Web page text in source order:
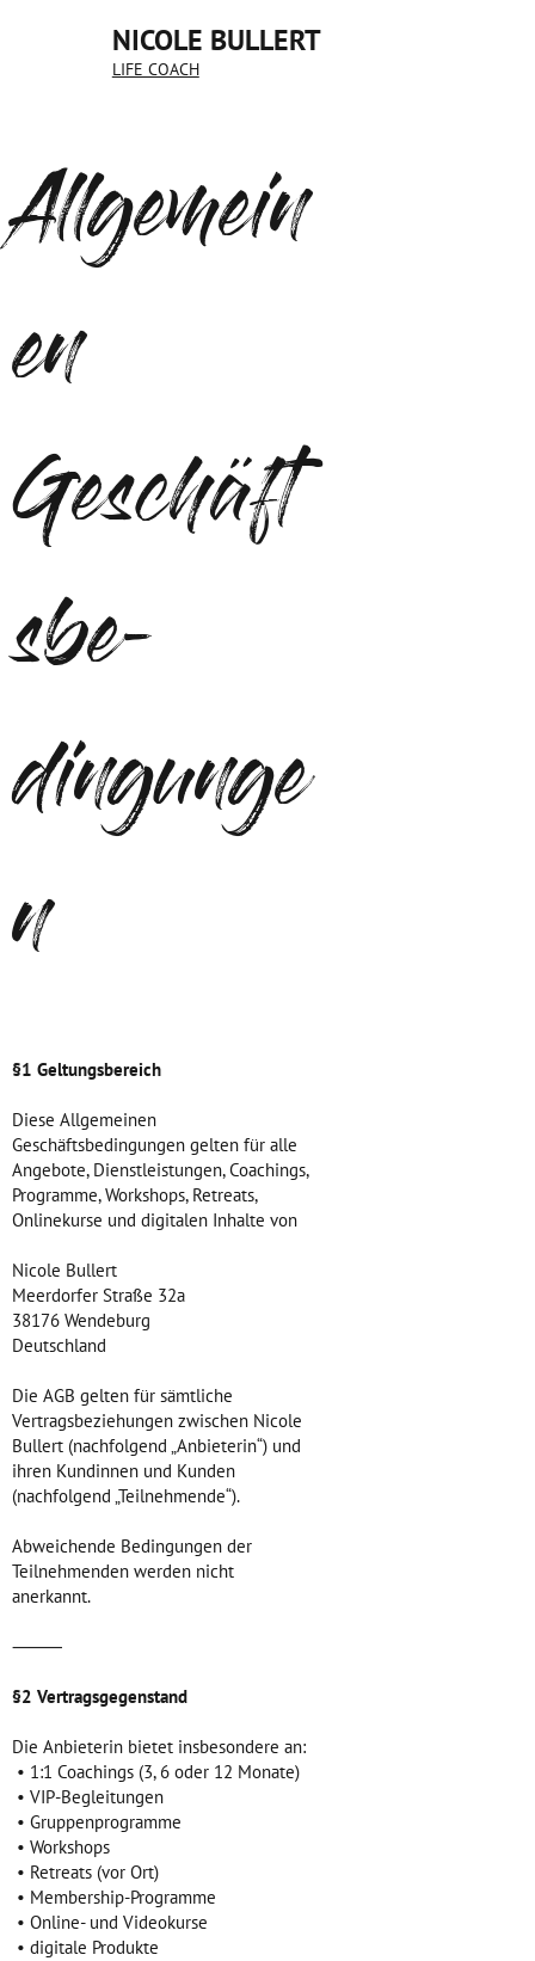
NICOLE BULLERT
LIFE COACH
Allgemein
en
Geschäft
sbe-
dingunge
n
§1 Geltungsbereich
Diese Allgemeinen
Geschäftsbedingungen gelten für alle
Angebote, Dienstleistungen, Coachings,
Programme, Workshops, Retreats,
Onlinekurse und digitalen Inhalte von
Nicole Bullert
Meerdorfer Straße 32a
38176 Wendeburg
Deutschland
Die AGB gelten für sämtliche
Vertragsbeziehungen zwischen Nicole
Bullert (nachfolgend „Anbieterin“) und
ihren Kundinnen und Kunden
(nachfolgend „Teilnehmende“).
Abweichende Bedingungen der
Teilnehmenden werden nicht
anerkannt.
⸻
§2 Vertragsgegenstand
Die Anbieterin bietet insbesondere an:
• 1:1 Coachings (3, 6 oder 12 Monate)
• VIP-Begleitungen
• Gruppenprogramme
• Workshops
• Retreats (vor Ort)
• Membership-Programme
• Online- und Videokurse
• digitale Produkte